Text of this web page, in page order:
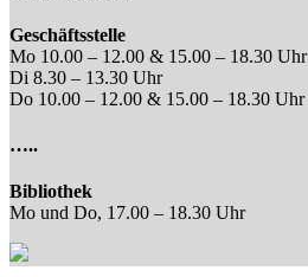
Geschäftsstelle
Mo 10.00 – 12.00 & 15.00 – 18.30 Uhr
Di 8.30 – 13.30 Uhr
Do 10.00 – 12.00 & 15.00 – 18.30 Uhr
…..
Bibliothek
Mo und Do, 17.00 – 18.30 Uhr